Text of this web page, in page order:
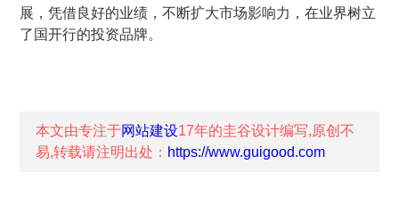
展，凭借良好的业绩，不断扩大市场影响力，在业界树立
了国开行的投资品牌。
本文由专注于网站建设17年的圭谷设计编写,原创不
易,转载请注明出处： https://www.guigood.com